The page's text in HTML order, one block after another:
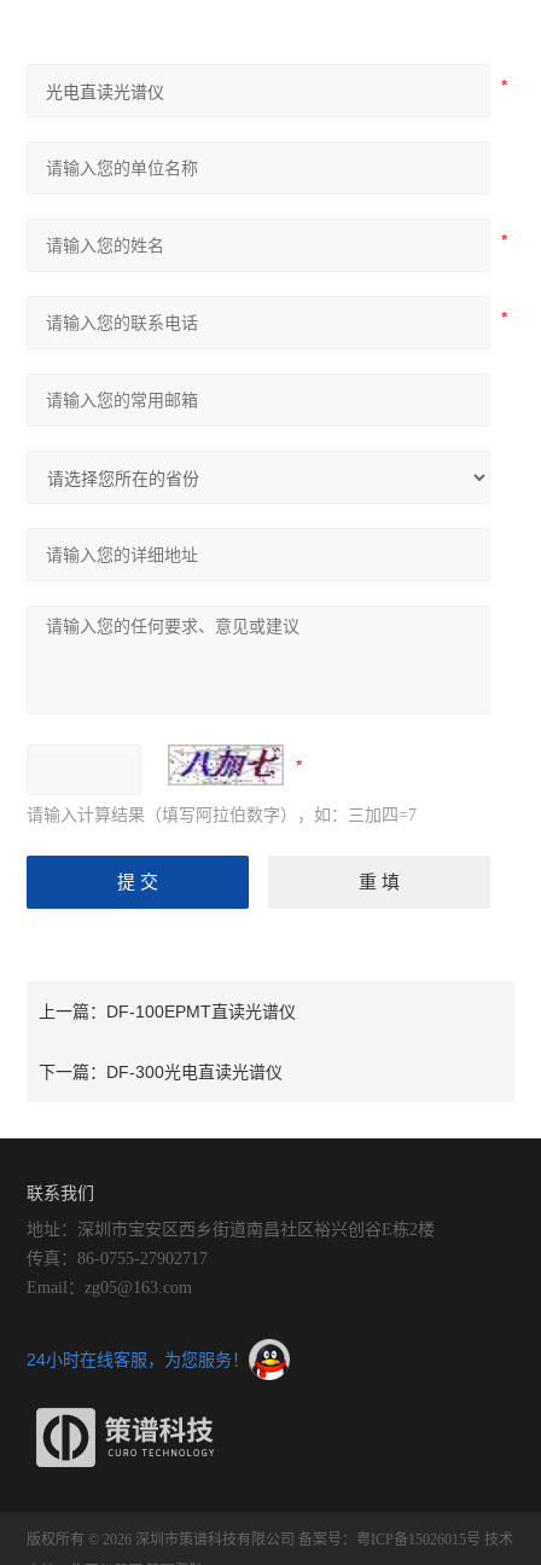
请输入计算结果（填写阿拉伯数字），如：三加四=7
上一篇： DF-100EPMT直读光谱仪
下一篇： DF-300光电直读光谱仪
联系我们
地址：深圳市宝安区西乡街道南昌社区裕兴创谷E栋2楼
传真：86-0755-27902717
Email：zg05@163.com
24小时在线客服，为您服务！
版权所有 © 2026 深圳市策谱科技有限公司 备案号：粤ICP备15026015号 技术